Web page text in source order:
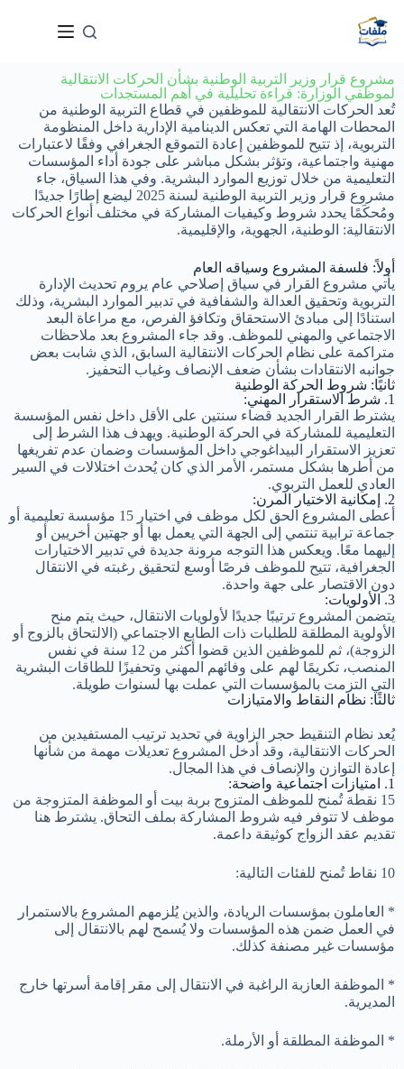
مشروع قرار وزير التربية الوطنية بشأن الحركات الانتقالية
لموظفي الوزارة: قراءة تحليلية في أهم المستجدات
تُعد الحركات الانتقالية للموظفين في قطاع التربية الوطنية من
المحطات الهامة التي تعكس الدينامية الإدارية داخل المنظومة
التربوية، إذ تتيح للموظفين إعادة التموقع الجغرافي وفقًا لاعتبارات
مهنية واجتماعية، وتؤثر بشكل مباشر على جودة أداء المؤسسات
التعليمية من خلال توزيع الموارد البشرية. وفي هذا السياق، جاء
مشروع قرار وزير التربية الوطنية لسنة 2025 ليضع إطارًا جديدًا
ومُحكَمًا يحدد شروط وكيفيات المشاركة في مختلف أنواع الحركات
الانتقالية: الوطنية، الجهوية، والإقليمية.
أولاً: فلسفة المشروع وسياقه العام
يأتي مشروع القرار في سياق إصلاحي عام يروم تحديث الإدارة
التربوية وتحقيق العدالة والشفافية في تدبير الموارد البشرية، وذلك
استنادًا إلى مبادئ الاستحقاق وتكافؤ الفرص، مع مراعاة البعد
الاجتماعي والمهني للموظف. وقد جاء المشروع بعد ملاحظات
متراكمة على نظام الحركات الانتقالية السابق، الذي شابت بعض
جوانبه الانتقادات بشأن ضعف الإنصاف وغياب التحفيز.
ثانيًا: شروط الحركة الوطنية
1. شرط الاستقرار المهني:
يشترط القرار الجديد قضاء سنتين على الأقل داخل نفس المؤسسة
التعليمية للمشاركة في الحركة الوطنية. ويهدف هذا الشرط إلى
تعزيز الاستقرار البيداغوجي داخل المؤسسات وضمان عدم تفريغها
من أطرها بشكل مستمر، الأمر الذي كان يُحدث اختلالات في السير
العادي للعمل التربوي.
2. إمكانية الاختيار المرن:
أعطى المشروع الحق لكل موظف في اختيار 15 مؤسسة تعليمية أو
جماعة ترابية تنتمي إلى الجهة التي يعمل بها أو جهتين أخريين أو
إليهما معًا. ويعكس هذا التوجه مرونة جديدة في تدبير الاختيارات
الجغرافية، تتيح للموظف فرصًا أوسع لتحقيق رغبته في الانتقال
دون الاقتصار على جهة واحدة.
3. الأولويات:
يتضمن المشروع ترتيبًا جديدًا لأولويات الانتقال، حيث يتم منح
الأولوية المطلقة للطلبات ذات الطابع الاجتماعي (الالتحاق بالزوج أو
الزوجة)، ثم للموظفين الذين قضوا أكثر من 12 سنة في نفس
المنصب، تكريمًا لهم على وفائهم المهني وتحفيزًا للطاقات البشرية
التي التزمت بالمؤسسات التي عملت بها لسنوات طويلة.
ثالثًا: نظام النقاط والامتيازات
يُعد نظام التنقيط حجر الزاوية في تحديد ترتيب المستفيدين من
الحركات الانتقالية، وقد أدخل المشروع تعديلات مهمة من شأنها
إعادة التوازن والإنصاف في هذا المجال.
1. امتيازات اجتماعية واضحة:
15 نقطة تُمنح للموظف المتزوج بربة بيت أو الموظفة المتزوجة من
موظف لا تتوفر فيه شروط المشاركة بملف التحاق. يشترط هنا
تقديم عقد الزواج كوثيقة داعمة.
10 نقاط تُمنح للفئات التالية:
* العاملون بمؤسسات الريادة، والذين يُلزمهم المشروع بالاستمرار
في العمل ضمن هذه المؤسسات ولا يُسمح لهم بالانتقال إلى
مؤسسات غير مصنفة كذلك.
* الموظفة العازبة الراغبة في الانتقال إلى مقر إقامة أسرتها خارج
المديرية.
* الموظفة المطلقة أو الأرملة.